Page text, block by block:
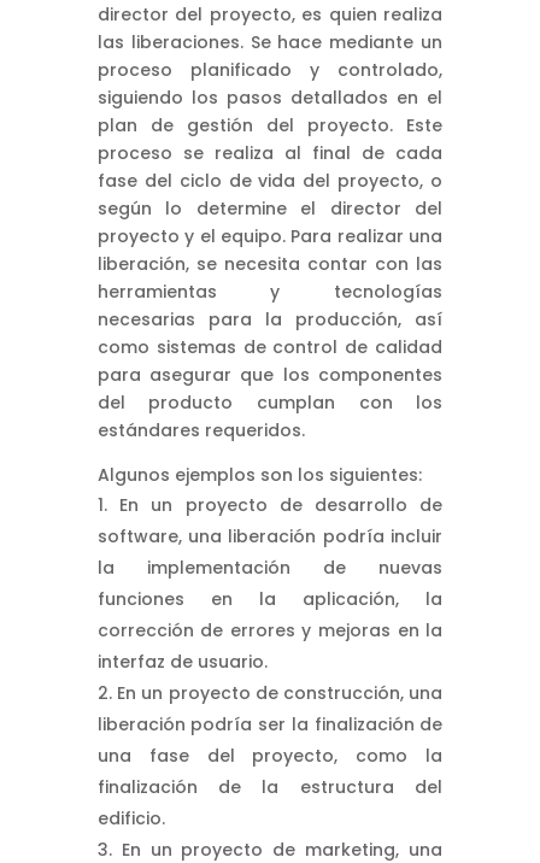
director del proyecto, es quien realiza
las liberaciones. Se hace mediante un
proceso planificado y controlado,
siguiendo los pasos detallados en el
plan de gestión del proyecto. Este
proceso se realiza al final de cada
fase del ciclo de vida del proyecto, o
según lo determine el director del
proyecto y el equipo. Para realizar una
liberación, se necesita contar con las
herramientas y tecnologías
necesarias para la producción, así
como sistemas de control de calidad
para asegurar que los componentes
del producto cumplan con los
estándares requeridos.
Algunos ejemplos son los siguientes:
En un proyecto de desarrollo de
software, una liberación podría incluir
la implementación de nuevas
funciones en la aplicación, la
corrección de errores y mejoras en la
interfaz de usuario.
En un proyecto de construcción, una
liberación podría ser la finalización de
una fase del proyecto, como la
finalización de la estructura del
edificio.
En un proyecto de marketing, una